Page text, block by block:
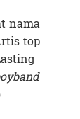
nama
top